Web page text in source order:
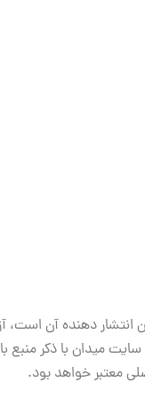
انتشار دهنده آن است،
میدان با ذکر منبع
معتبر خواهد بود.